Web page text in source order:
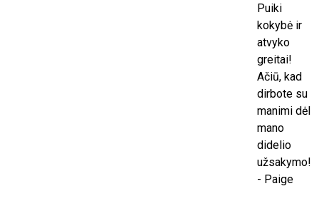
Puiki
kokybė ir
atvyko
greitai!
Ačiū, kad
dirbote su
manimi dėl
mano
didelio
užsakymo!
- Paige